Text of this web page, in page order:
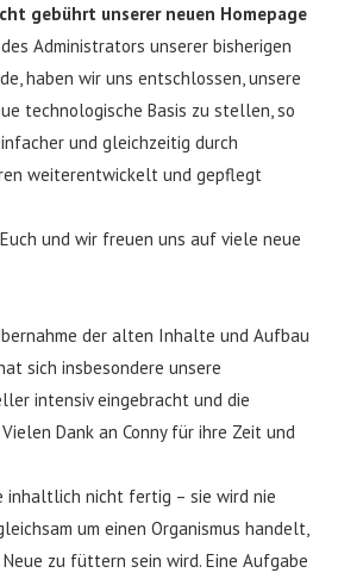
gebührt unserer neuen Homepage
Administrators unserer bisherigen
haben wir uns entschlossen, unsere
technologische Basis zu stellen, so
und gleichzeitig durch
weiterentwickelt und gepflegt
und wir freuen uns auf viele neue
der alten Inhalte und Aufbau
sich insbesondere unsere
intensiv eingebracht und die
Dank an Conny für ihre Zeit und
inhaltlich nicht fertig – sie wird nie
um einen Organismus handelt,
zu füttern sein wird. Eine Aufgabe